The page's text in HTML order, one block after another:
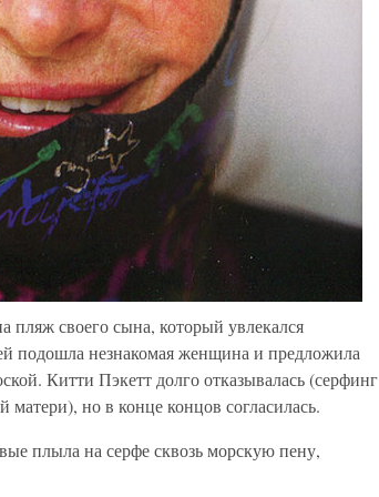
пляж своего сына, который увлекался
подошла незнакомая женщина и предложила
Китти Пэкетт долго отказывалась (серфинг
но в конце концов согласилась.
плыла на серфе сквозь морскую пену,